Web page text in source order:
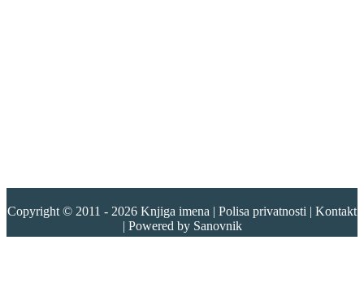
Copyright © 2011 - 2026 Knjiga imena | Polisa privatnosti | Kontakt
| Powered by Sanovnik